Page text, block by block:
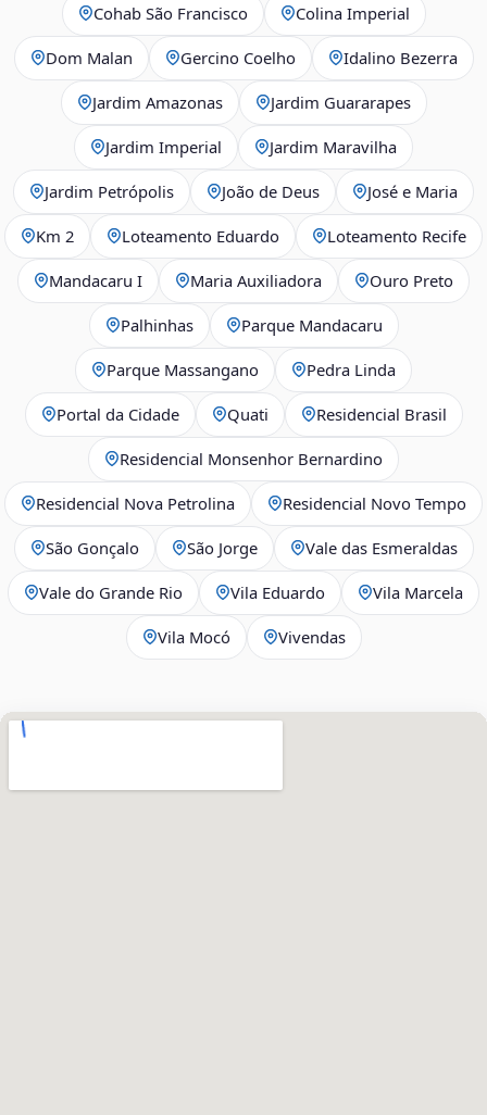
Cohab São Francisco Colina Imperial
Dom Malan Gercino Coelho Idalino Bezerra
Jardim Amazonas Jardim Guararapes
Jardim Imperial Jardim Maravilha
Jardim Petrópolis João de Deus José e Maria
Km 2 Loteamento Eduardo Loteamento Recife
Mandacaru I Maria Auxiliadora Ouro Preto
Palhinhas Parque Mandacaru
Parque Massangano Pedra Linda
Portal da Cidade Quati Residencial Brasil
Residencial Monsenhor Bernardino
Residencial Nova Petrolina Residencial Novo Tempo
São Gonçalo São Jorge Vale das Esmeraldas
Vale do Grande Rio Vila Eduardo Vila Marcela
Vila Mocó Vivendas